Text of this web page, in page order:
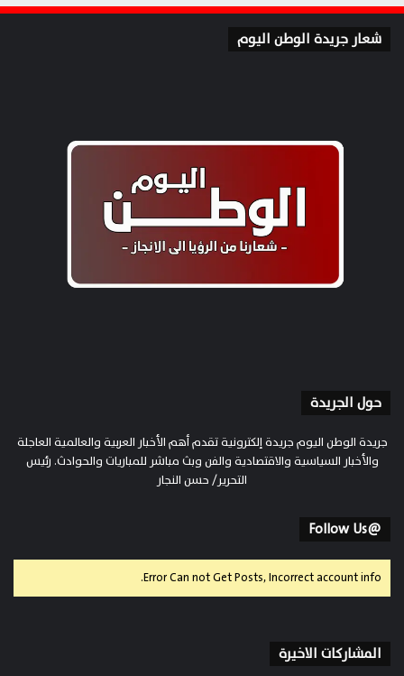
شعار جريدة الوطن اليوم
حول الجريدة
جريدة الوطن اليوم جريدة إلكترونية تقدم أهم الأخبار العربية والعالمية العاجلة
والأخبار السياسية والاقتصادية والفن وبث مباشر للمباريات والحوادث. رئيس
التحرير/ حسن النجار
@Follow Us
Error Can not Get Posts, Incorrect account info.
المشاركات الاخيرة